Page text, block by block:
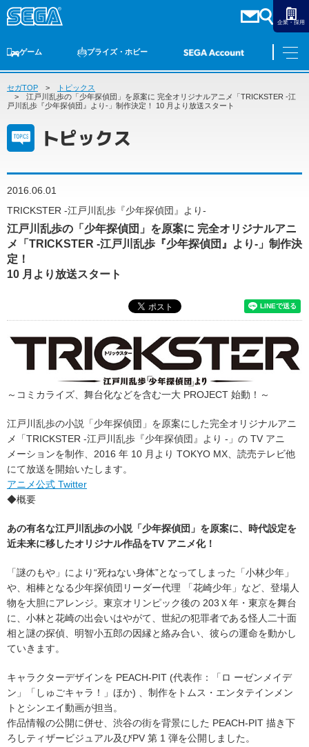
企業・採用
ゲーム
ゲームTOP 家庭用ゲーム
プライズ・ホビー
プライズ トイ S-FIRE
オンライン
ゲーム
家庭用ゲーム
スマホゲーム
プライズ・ホビー
S-FIRE
セガ ラッキーくじ
セガ ラッキーくじ
アニメ
ダーツ
トピックス
セガTOP
トピックス
江戸川乱歩の「少年探偵団」を原案に 完全オリジナルアニメ「TRICKSTER -江
戸川乱歩『少年探偵団』より-」制作決定！ 10 月より放送スタート
トピックス
2016.06.01
TRICKSTER -江戸川乱歩『少年探偵団』より-
江戸川乱歩の「少年探偵団」を原案に 完全オリジナルアニ
メ「TRICKSTER -江戸川乱歩『少年探偵団』より-」制作決
定！
10 月より放送スタート
～コミカライズ、舞台化などを含む一大 PROJECT 始動！～
江戸川乱歩の小説「少年探偵団」を原案にした完全オリジナルアニ
メ「TRICKSTER -江戸川乱歩『少年探偵団』より -」の TV アニ
メーションを制作、2016 年 10 月より TOKYO MX、読売テレビ他
にて放送を開始いたします。
アニメ公式 Twitter
◆概要
あの有名な江戸川乱歩の小説「少年探偵団」を原案に、時代設定を
近未来に移したオリジナル作品をTV アニメ化！
「謎のもや」により“死ねない身体”となってしまった「小林少年」
や、相棒となる少年探偵団リーダー代理 「花崎少年」など、登場人
物を大胆にアレンジ。東京オリンピック後の 203Ｘ年・東京を舞台
に、小林と花崎の出会いはやがて、世紀の犯罪者である怪人二十面
相と謎の探偵、明智小五郎の因縁と絡み合い、彼らの運命を動かし
ていきます。
キャラクターデザインを PEACH-PIT (代表作：「ロ ーゼンメイデ
ン」「しゅごキャラ！」ほか) 、制作をトムス・エンタテインメン
トとシンエイ動画が担当。
作品情報の公開に併せ、渋谷の街を背景にした PEACH-PIT 描き下
ろしティザービジュアル及びPV 第 1 弾を公開しました。